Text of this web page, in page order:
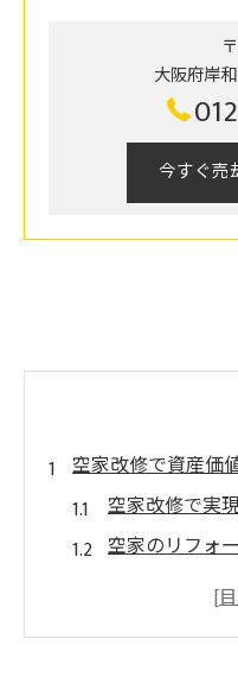
大阪府岸
今すぐ売
空家改修で資産価
空家改修で実
空家のリフォ
空家改修が収